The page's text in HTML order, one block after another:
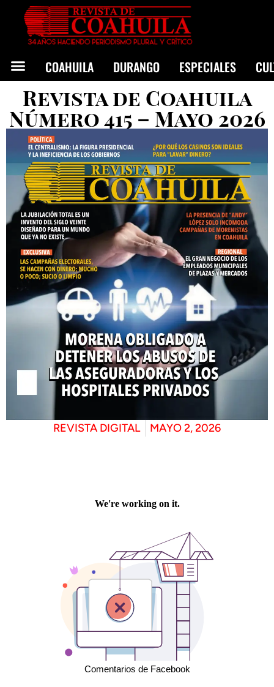
COAHUILA DURANGO ESPECIALES
Revista de Coahuila
Número 415 – Mayo 2026
REVISTA DIGITAL MAYO 2, 2026
Comentarios de Facebook